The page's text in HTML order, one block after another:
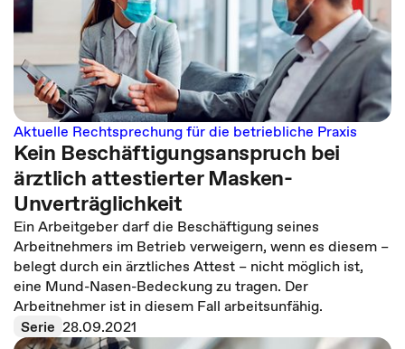
Aktuelle Rechtsprechung für die betriebliche Praxis
Kein Beschäftigungsanspruch bei
ärztlich attestierter Masken-
Unverträglichkeit
Ein Arbeitgeber darf die Beschäftigung seines
Arbeitnehmers im Betrieb verweigern, wenn es diesem –
belegt durch ein ärztliches Attest – nicht möglich ist,
eine Mund-Nasen-Bedeckung zu tragen. Der
Arbeitnehmer ist in diesem Fall arbeitsunfähig.
Serie 28.09.2021